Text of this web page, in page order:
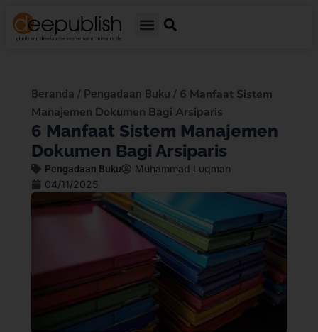
Beranda / Pengadaan Buku / 6 Manfaat Sistem
Manajemen Dokumen Bagi Arsiparis
6 Manfaat Sistem Manajemen
Dokumen Bagi Arsiparis
Pengadaan Buku
Muhammad Luqman
04/11/2025